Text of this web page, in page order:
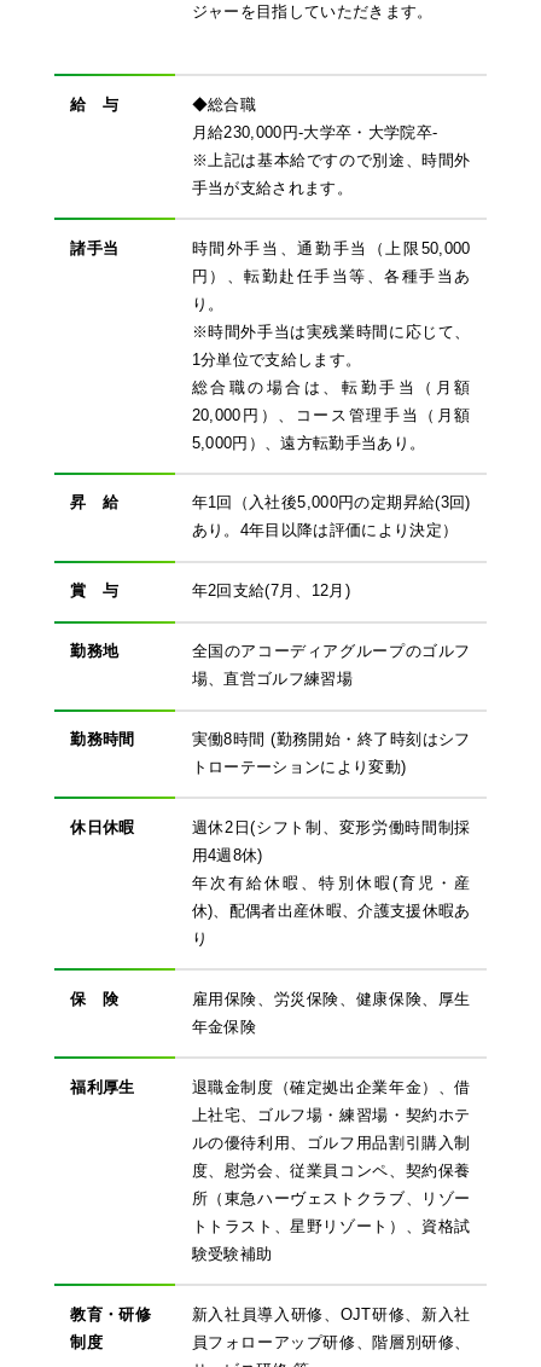
ジャーを目指していただきます。
給 与
◆総合職
月給230,000円-大学卒・大学院卒-
※上記は基本給ですので別途、時間外
手当が支給されます。
諸手当
時間外手当、通勤手当（上限50,000
円）、転勤赴任手当等、各種手当あ
り。
※時間外手当は実残業時間に応じて、
1分単位で支給します。
総合職の場合は、転勤手当（月額
20,000円）、コース管理手当（月額
5,000円）、遠方転勤手当あり。
昇 給
年1回（入社後5,000円の定期昇給(3回)
あり。4年目以降は評価により決定）
賞 与 年2回支給(7月、12月)
勤務地
全国のアコーディアグループのゴルフ
場、直営ゴルフ練習場
勤務時間
実働8時間 (勤務開始・終了時刻はシフ
トローテーションにより変動)
休日休暇
週休2日(シフト制、変形労働時間制採
用4週8休)
年次有給休暇、特別休暇(育児・産
休)、配偶者出産休暇、介護支援休暇あ
り
保 険
雇用保険、労災保険、健康保険、厚生
年金保険
福利厚生
退職金制度（確定拠出企業年金）、借
上社宅、ゴルフ場・練習場・契約ホテ
ルの優待利用、ゴルフ用品割引購入制
度、慰労会、従業員コンペ、契約保養
所（東急ハーヴェストクラブ、リゾー
トトラスト、星野リゾート）、資格試
験受験補助
教育・研修
制度
新入社員導入研修、OJT研修、新入社
員フォローアップ研修、階層別研修、